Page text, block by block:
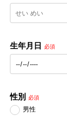
生年月日 必須
性別 必須
男性